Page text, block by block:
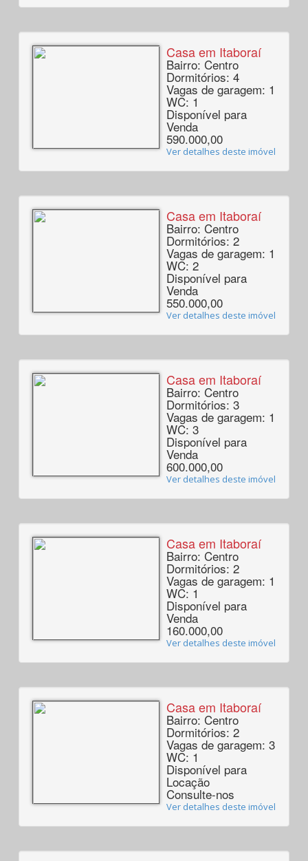
Casa em Itaboraí
Bairro: Centro
Dormitórios: 4
Vagas de garagem: 1
WC: 1
Disponível para
Venda
590.000,00
Ver detalhes deste imóvel
Casa em Itaboraí
Bairro: Centro
Dormitórios: 2
Vagas de garagem: 1
WC: 2
Disponível para
Venda
550.000,00
Ver detalhes deste imóvel
Casa em Itaboraí
Bairro: Centro
Dormitórios: 3
Vagas de garagem: 1
WC: 3
Disponível para
Venda
600.000,00
Ver detalhes deste imóvel
Casa em Itaboraí
Bairro: Centro
Dormitórios: 2
Vagas de garagem: 1
WC: 1
Disponível para
Venda
160.000,00
Ver detalhes deste imóvel
Casa em Itaboraí
Bairro: Centro
Dormitórios: 2
Vagas de garagem: 3
WC: 1
Disponível para
Locação
Consulte-nos
Ver detalhes deste imóvel